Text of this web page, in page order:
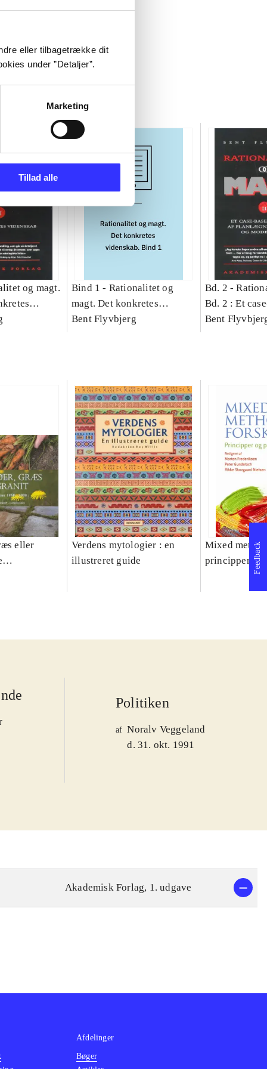
eller tilbagetrække dit
under ”Detaljer”.
Marketing
Tillad alle
og magt.
Bind 1 - Rationalitet og
magt. Det konkretes
videnskab. Bind 1
Bent Flyvbjerg
Bd. 2 -
Bd. 2 : Et
studie af
Bent
eller
Verdens mytologier : en
illustreret guide
Mixed
principper og
Politiken
af Noralv Veggeland
d. 31. okt. 1991
Akademisk Forlag, 1. udgave
Feedback
Afdelinger
Bøger